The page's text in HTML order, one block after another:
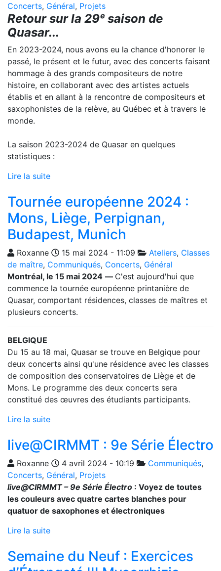
Concerts, Général, Projets
Retour sur la 29ᵉ saison de
Quasar...
En 2023-2024, nous avons eu la chance d'honorer le
passé, le présent et le futur, avec des concerts faisant
hommage à des grands compositeurs de notre
histoire, en collaborant avec des artistes actuels
établis et en allant à la rencontre de compositeurs et
saxophonistes de la relève, au Québec et à travers le
monde.
La saison 2023-2024 de Quasar en quelques
statistiques :
Lire la suite
Tournée européenne 2024 :
Mons, Liège, Perpignan,
Budapest, Munich
Roxanne 15 mai 2024 - 11:09 Ateliers, Classes
de maître, Communiqués, Concerts, Général
Montréal, le 15 mai 2024 — C'est aujourd'hui que
commence la tournée européenne printanière de
Quasar, comportant résidences, classes de maîtres et
plusieurs concerts.
BELGIQUE
Du 15 au 18 mai, Quasar se trouve en Belgique pour
deux concerts ainsi qu'une résidence avec les classes
de composition des conservatoires de Liège et de
Mons. Le programme des deux concerts sera
constitué des œuvres des étudiants participants.
Lire la suite
live@CIRMMT : 9e Série Électro
Roxanne 4 avril 2024 - 10:19 Communiqués,
Concerts, Général, Projets
live@CIRMMT – 9e Série Électro : Voyez de toutes
les couleurs avec quatre cartes blanches pour
quatuor de saxophones et électroniques
Lire la suite
Semaine du Neuf : Exercices